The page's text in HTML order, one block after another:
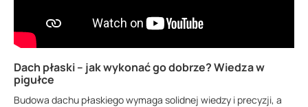
Dach płaski – jak wykonać go dobrze? Wiedza w
pigułce
Budowa dachu płaskiego wymaga solidnej wiedzy i precyzji, a